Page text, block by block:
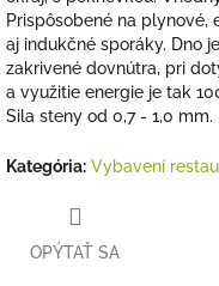
Prispôsobené na plynové,
aj indukčné sporáky. Dno
zakrivené dovnútra, pri
a využitie energie je tak
Sila steny od 0,7 - 1,0 mm.
Kategória: Vybavení
OPÝTAŤ SA